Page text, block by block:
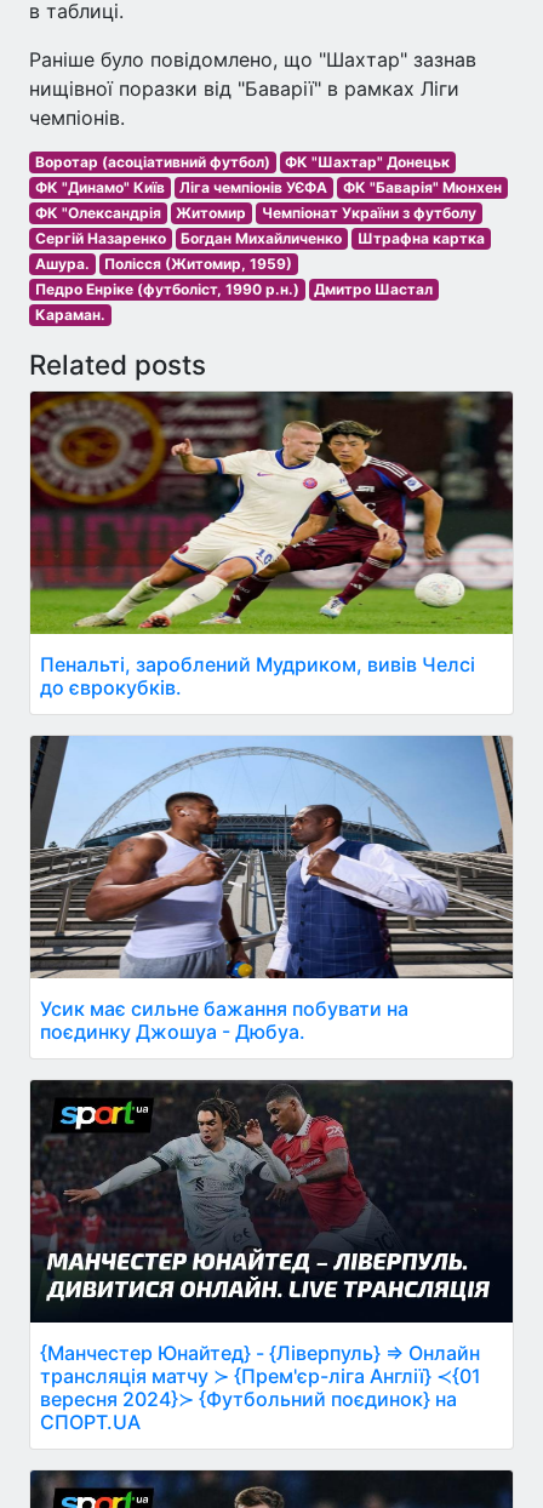
в таблиці.
Раніше було повідомлено, що "Шахтар" зазнав
нищівної поразки від "Баварії" в рамках Ліги
чемпіонів.
Воротар (асоціативний футбол)
ФК "Шахтар" Донецьк
ФК "Динамо" Київ
Ліга чемпіонів УЄФА
ФК "Баварія" Мюнхен
ФК "Олександрія
Житомир
Чемпіонат України з футболу
Сергій Назаренко
Богдан Михайличенко
Штрафна картка
Ашура.
Полісся (Житомир, 1959)
Педро Енріке (футболіст, 1990 р.н.)
Дмитро Шастал
Караман.
Related posts
Пенальті, зароблений Мудриком, вивів Челсі
до єврокубків.
Усик має сильне бажання побувати на
поєдинку Джошуа - Дюбуа.
{Манчестер Юнайтед} - {Ліверпуль} ⇒ Онлайн
трансляція матчу ≻ {Прем'єр-ліга Англії} ≺{01
вересня 2024}≻ {Футбольний поєдинок} на
СПОРТ.UA